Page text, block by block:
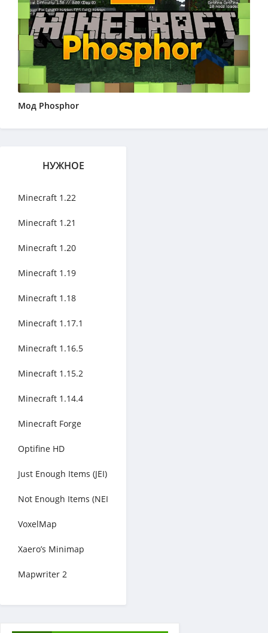
Мод Phosphor
НУЖНОЕ
Minecraft 1.22
Minecraft 1.21
Minecraft 1.20
Minecraft 1.19
Minecraft 1.18
Minecraft 1.17.1
Minecraft 1.16.5
Minecraft 1.15.2
Minecraft 1.14.4
Minecraft Forge
Optifine HD
Just Enough Items (JEI)
Not Enough Items (NEI
VoxelMap
Xaero’s Minimap
Mapwriter 2